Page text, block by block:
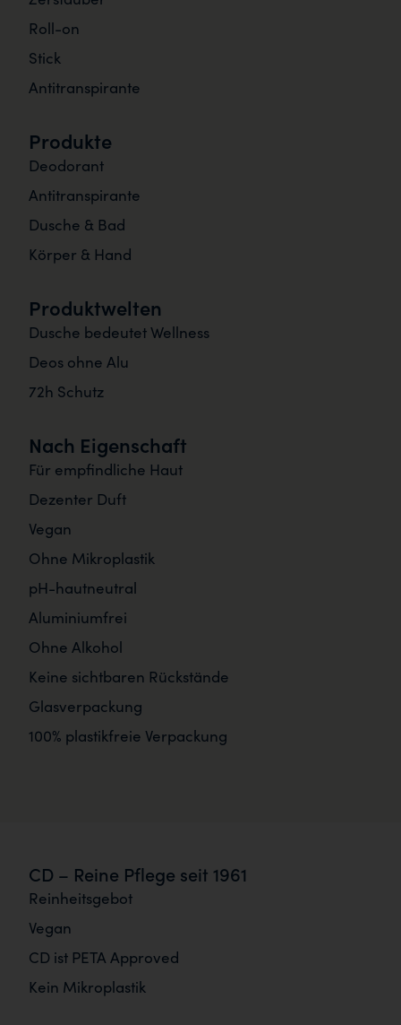
Roll-on
Stick
Antitranspirante
Produkte
Deodorant
Antitranspirante
Dusche & Bad
Körper & Hand
Produktwelten
Dusche bedeutet Wellness
Deos ohne Alu
72h Schutz
Nach Eigenschaft
Für empfindliche Haut
Dezenter Duft
Vegan
Ohne Mikroplastik
pH-hautneutral
Aluminiumfrei
Ohne Alkohol
Keine sichtbaren Rückstände
Glasverpackung
100% plastikfreie Verpackung
CD – Reine Pflege seit 1961
Reinheitsgebot
Vegan
CD ist PETA Approved
Kein Mikroplastik